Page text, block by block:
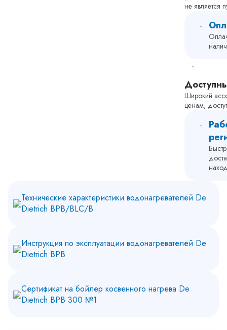
из
белого
не является
Широкий
ценам,
Технические характеристики водонагревателей De
Dietrich BPB/BLC/B
Инструкция по эксплуатации водонагревателей De
Dietrich BPB
Сертификат на бойлер косвенного нагрева De
Dietrich BPB 300 №1